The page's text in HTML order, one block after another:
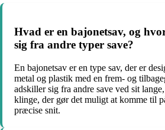
Hvad er en bajonetsav, og
sig fra andre typer save?
En bajonetsav er en type sav, der er
metal og plastik med en frem- og
adskiller sig fra andre save ved sit
klinge, der gør det muligt at komme til
præcise snit.